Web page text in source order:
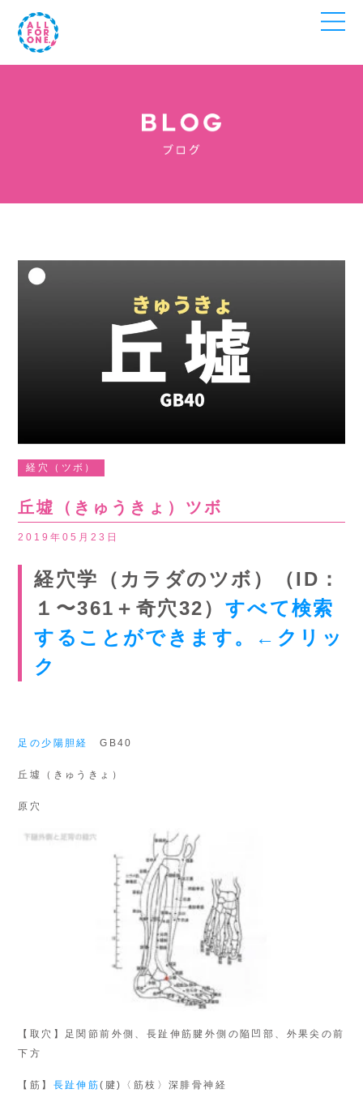
経穴（ツボ）
丘墟（きゅうきょ）ツボ
2019年05月23日
経穴学（カラダのツボ）（ID：
１〜361＋奇穴32） すべて検索
することができます。←クリッ
ク
足の少陽胆経 GB40
丘墟（きゅうきょ）
原穴
【取穴】足関節前外側、長趾伸筋腱外側の陥凹部、外果尖の前
下方
【筋】 長趾伸筋(腱)〈筋枝〉深腓骨神経